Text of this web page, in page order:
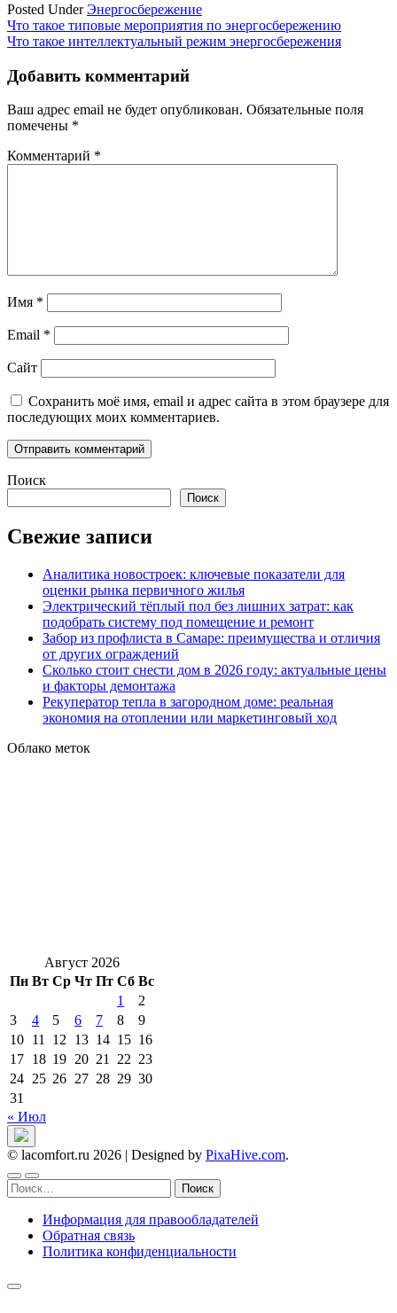
Posted UnderЭнергосбережение
Навигация
по
записям
Что такое типовые мероприятия по энергосбережению
Что такое интеллектуальный режим энергосбережения
Добавить комментарий
Ваш адрес email не будет опубликован. Обязательные поля
помечены *
Комментарий *
Имя *
Email *
Сайт
Сохранить моё имя, email и адрес сайта в этом браузере для
последующих моих комментариев.
Поиск
Поиск
Свежие записи
Аналитика новостроек: ключевые показатели для
оценки рынка первичного жилья
Электрический тёплый пол без лишних затрат: как
подобрать систему под помещение и ремонт
Забор из профлиста в Самаре: преимущества и отличия
от других ограждений
Сколько стоит снести дом в 2026 году: актуальные цены
и факторы демонтажа
Рекуператор тепла в загородном доме: реальная
экономия на отоплении или маркетинговый ход
Облако меток
Август 2026
Пн Вт Ср Чт Пт Сб Вс
1
2
3
4 5 6 7 8
9
10 11 12 13 14 15 16
17 18 19 20 21 22 23
24 25 26 27 28 29 30
31
« Июл
© lacomfort.ru 2026 | Designed by PixaHive.com.
Найти:
Информация для правообладателей
Обратная связь
Политика конфиденциальности